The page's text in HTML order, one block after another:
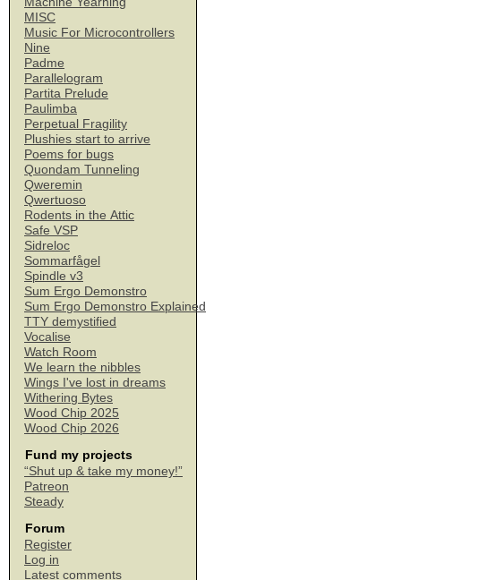
MISC
Music For Microcontrollers
Nine
Padme
Parallelogram
Partita Prelude
Paulimba
Perpetual Fragility
Plushies start to arrive
Poems for bugs
Quondam Tunneling
Qweremin
Qwertuoso
Rodents in the Attic
Safe VSP
Sidreloc
Sommarfågel
Spindle v3
Sum Ergo Demonstro
Sum Ergo Demonstro Explained
TTY demystified
Vocalise
Watch Room
We learn the nibbles
Wings I've lost in dreams
Withering Bytes
Wood Chip 2025
Wood Chip 2026
Fund my projects
“Shut up & take my money!”
Patreon
Steady
Forum
Register
Log in
Latest comments